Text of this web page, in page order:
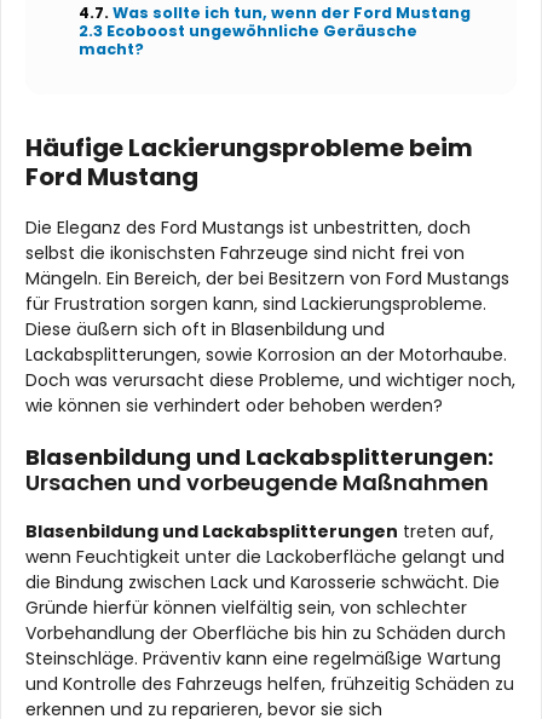
Was sollte ich tun, wenn der Ford Mustang
2.3 Ecoboost ungewöhnliche Geräusche
macht?
Häufige Lackierungsprobleme beim
Ford Mustang
Die Eleganz des Ford Mustangs ist unbestritten, doch
selbst die ikonischsten Fahrzeuge sind nicht frei von
Mängeln. Ein Bereich, der bei Besitzern von Ford Mustangs
für Frustration sorgen kann, sind Lackierungsprobleme.
Diese äußern sich oft in Blasenbildung und
Lackabsplitterungen, sowie Korrosion an der Motorhaube.
Doch was verursacht diese Probleme, und wichtiger noch,
wie können sie verhindert oder behoben werden?
Blasenbildung und Lackabsplitterungen:
Ursachen und vorbeugende Maßnahmen
Blasenbildung und Lackabsplitterungen treten auf,
wenn Feuchtigkeit unter die Lackoberfläche gelangt und
die Bindung zwischen Lack und Karosserie schwächt. Die
Gründe hierfür können vielfältig sein, von schlechter
Vorbehandlung der Oberfläche bis hin zu Schäden durch
Steinschläge. Präventiv kann eine regelmäßige Wartung
und Kontrolle des Fahrzeugs helfen, frühzeitig Schäden zu
erkennen und zu reparieren, bevor sie sich